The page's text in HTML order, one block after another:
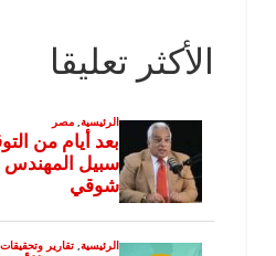
الأكثر تعليقا